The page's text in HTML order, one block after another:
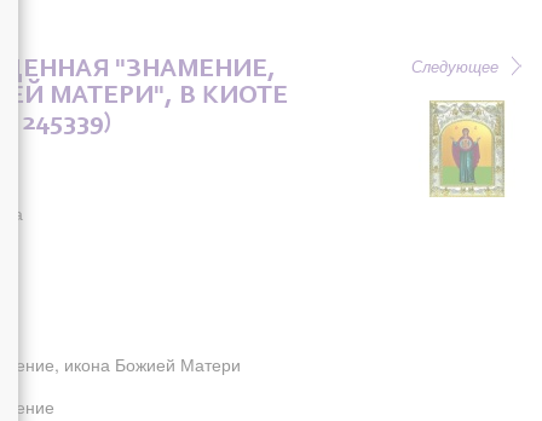
Следующее
"ЗНАМЕНИЕ,
МАТЕРИ", В КИОТЕ
245339)
икона Божией Матери